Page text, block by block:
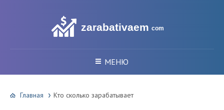
zarabativaem com
МЕНЮ
Главная Кто сколько зарабатывает